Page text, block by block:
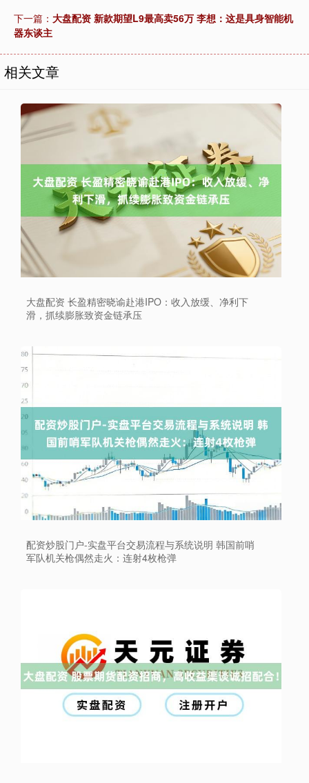
下一篇： 大盘配资 新款期望L9最高卖56万 李想：这是具身智能机
器东谈主
相关文章
大盘配资 长盈精密晓谕赴港IPO：收入放缓、净利下
滑，抓续膨胀致资金链承压
配资炒股门户-实盘平台交易流程与系统说明 韩国前哨
军队机关枪偶然走火：连射4枚枪弹